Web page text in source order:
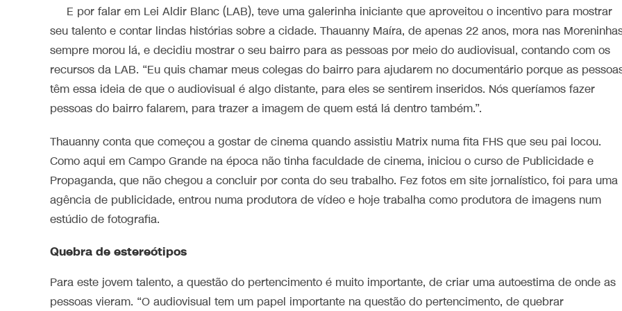
E por falar em Lei Aldir Blanc (LAB), teve uma galerinha iniciante que aproveitou o incentivo para mostrar
seu talento e contar lindas histórias sobre a cidade. Thauanny Maíra, de apenas 22 anos, mora nas
sempre morou lá, e decidiu mostrar o seu bairro para as pessoas por meio do audiovisual, contando com os
recursos da LAB. “Eu quis chamar meus colegas do bairro para ajudarem no documentário porque as
têm essa ideia de que o audiovisual é algo distante, para eles se sentirem inseridos. Nós queríamos fazer
pessoas do bairro falarem, para trazer a imagem de quem está lá dentro também.”.
Thauanny conta que começou a gostar de cinema quando assistiu Matrix numa fita FHS que seu pai locou.
Como aqui em Campo Grande na época não tinha faculdade de cinema, iniciou o curso de Publicidade e
Propaganda, que não chegou a concluir por conta do seu trabalho. Fez fotos em site jornalístico, foi para uma
agência de publicidade, entrou numa produtora de vídeo e hoje trabalha como produtora de imagens num
estúdio de fotografia.
Quebra de estereótipos
Para este jovem talento, a questão do pertencimento é muito importante, de criar uma autoestima de onde as
pessoas vieram. “O audiovisual tem um papel importante na questão do pertencimento, de quebrar